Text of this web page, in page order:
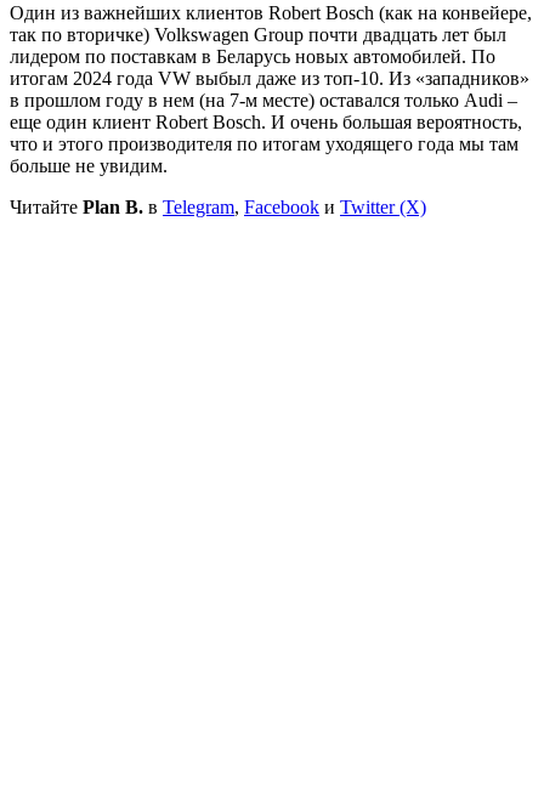
Один из важнейших клиентов Robert Bosсh (как на конвейере,
так по вторичке) Volkswagen Group почти двадцать лет был
лидером по поставкам в Беларусь новых автомобилей. По
итогам 2024 года VW выбыл даже из топ-10. Из «западников»
в прошлом году в нем (на 7-м месте) оставался только Audi –
еще один клиент Robert Bosсh. И очень большая вероятность,
что и этого производителя по итогам уходящего года мы там
больше не увидим.
Читайте Plan B. в Telegram, Facebook и Twitter (X)